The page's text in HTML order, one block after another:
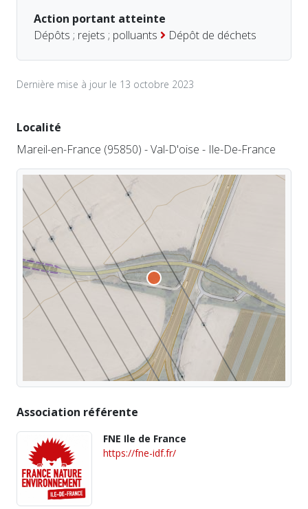
Action portant atteinte
Dépôts ; rejets ; polluants
Dépôt de déchets
Dernière mise à jour le 13 octobre 2023
Localité
Mareil-en-France (95850) - Val-D'oise - Ile-De-France
Association référente
FNE Ile de France
https://fne-idf.fr/